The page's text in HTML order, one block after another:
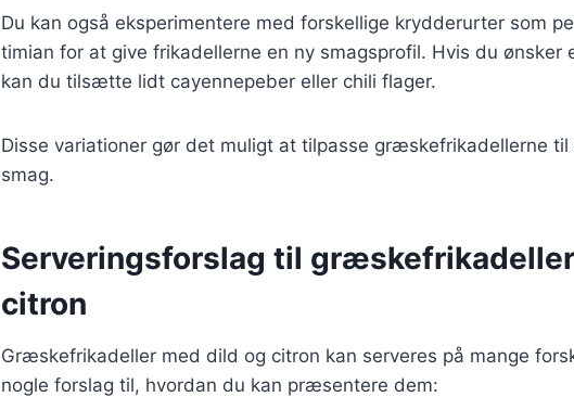
Du kan også eksperimentere med forskellige krydderurter som
timian for at give frikadellerne en ny smagsprofil. Hvis du ønsker
kan du tilsætte lidt cayennepeber eller chili flager.
Disse variationer gør det muligt at tilpasse græskefrikadellerne til
smag.
Serveringsforslag til
citron
Græskefrikadeller med dild og citron kan serveres på mange
nogle forslag til, hvordan du kan præsentere dem: